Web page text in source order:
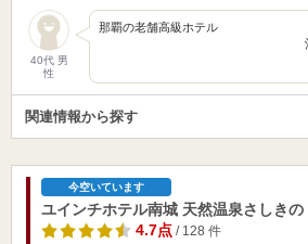
40代 男
性
那覇の老舗高
沖縄県那覇市
関連情報から探す
今空いています
ユインチホテル南城 天然温泉さしきの
4.7点/ 128 件